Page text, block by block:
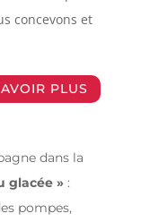
concevons et
PLUS
dans la
glacée »:
pompes,